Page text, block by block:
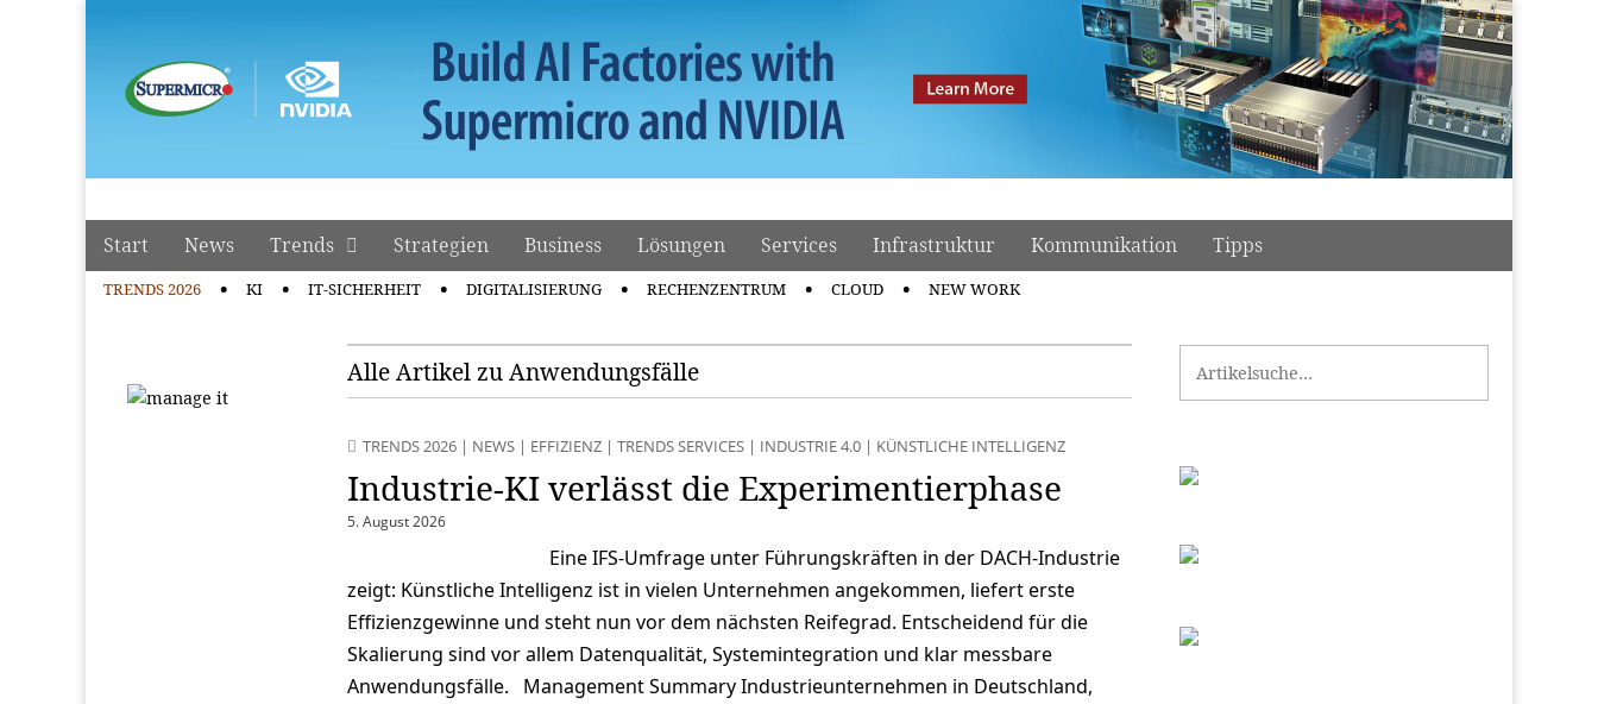
manage it
Main menu
Skip to content
Start News Trends Strategien Business Lösungen Services Infrastruktur Kommunikation Tipps
TRENDS 2026 KI IT-SICHERHEIT DIGITALISIERUNG RECHENZENTRUM CLOUD NEW WORK
Alle Artikel zu Anwendungsfälle
TRENDS 2026| NEWS| EFFIZIENZ| TRENDS SERVICES| INDUSTRIE 4.0| KÜNSTLICHE INTELLIGENZ
Industrie-KI verlässt die Experimentierphase
5. August 2026
Eine IFS-Umfrage unter Führungskräften in der DACH-Industrie
zeigt: Künstliche Intelligenz ist in vielen Unternehmen angekommen, liefert erste
Effizienzgewinne und steht nun vor dem nächsten Reifegrad. Entscheidend für die
Skalierung sind vor allem Datenqualität, Systemintegration und klar messbare
Anwendungsfälle. Management Summary Industrieunternehmen in Deutschland,